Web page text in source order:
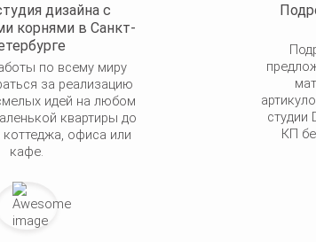
дизайна с
корнями в Санкт-
по всему миру
за реализацию
идей на любом
квартиры до
коттеджа, офиса или
кафе.
студии
КП